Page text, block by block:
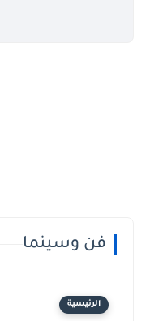
فن وسينما
الرئيسية